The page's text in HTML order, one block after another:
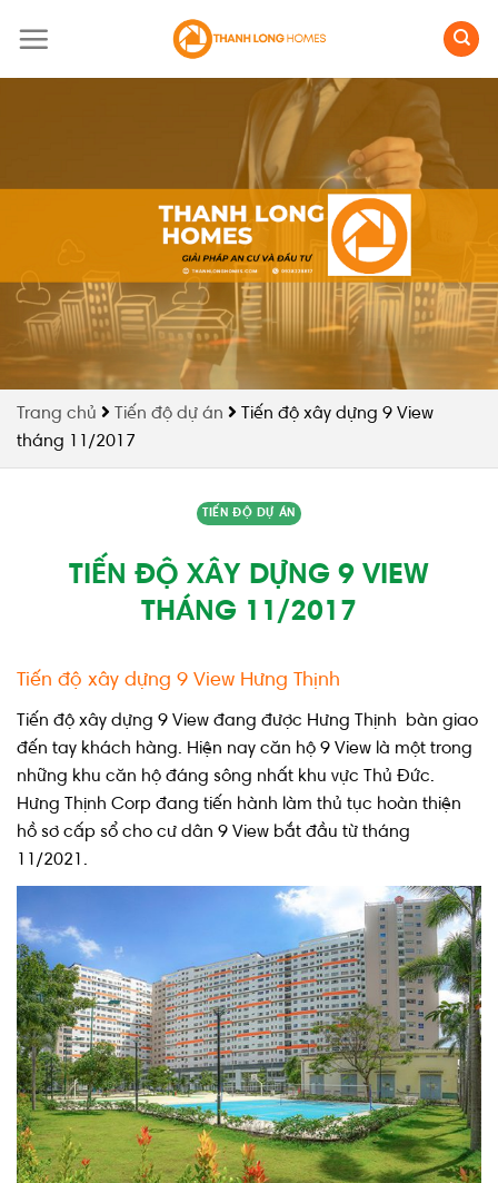
Trang chủ Tiến độ dự án
Tiến độ xây dựng 9 View
tháng 11/2017
TIẾN ĐỘ DỰ ÁN
TIẾN ĐỘ XÂY DỰNG 9 VIEW
THÁNG 11/2017
Tiến độ xây dựng 9 View Hưng Thịnh
Tiến độ xây dựng 9 View đang được Hưng Thịnh bàn giao
đến tay khách hàng. Hiện nay căn hộ 9 View là một trong
những khu căn hộ đáng sông nhất khu vực Thủ Đức.
Hưng Thịnh Corp đang tiến hành làm thủ tục hoàn thiện
hồ sơ cấp sổ cho cư dân 9 View bắt đầu từ tháng
11/2021.